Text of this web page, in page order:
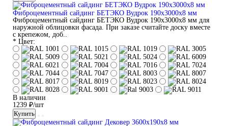
Фиброцементный сайдинг БЕТЭКО Вудрок 190x3000x8 мм
Фиброцементный сайдинг БЕТЭКО Вудрок 190x3000x8 мм для
наружной облицовки фасада. При заказе считайте доску вместе
с крепежом, доб..
* Цвет:
В наличии
1239 ₽/шт
Купить